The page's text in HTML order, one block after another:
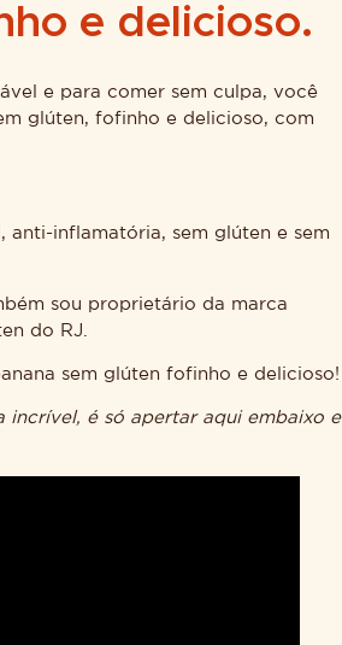
e delicioso.
e para comer sem culpa, você
glúten, fofinho e delicioso, com
anti-inflamatória, sem glúten e sem
sou proprietário da marca
do RJ.
sem glúten fofinho e delicioso!
incrível, é só apertar aqui embaixo e